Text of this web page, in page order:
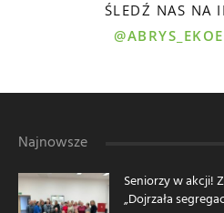
ŚLEDŹ NAS NA
Najnowsze
Seniorzy w akcji!
„Dojrzała